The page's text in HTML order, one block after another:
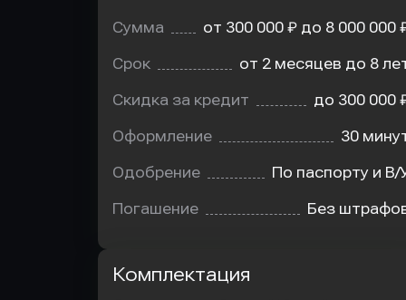
Сумма от 300 000 ₽ до 8 000 000
Срок от 2 месяцев до 8
Скидка за кредит до 300 000
Оформление 30
Одобрение По паспорту и В/
Погашение Без
Комплектация